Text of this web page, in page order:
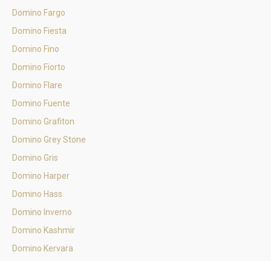
Domino Fargo
Domino Fiesta
Domino Fino
Domino Fiorto
Domino Flare
Domino Fuente
Domino Grafiton
Domino Grey Stone
Domino Gris
Domino Harper
Domino Hass
Domino Inverno
Domino Kashmir
Domino Kervara